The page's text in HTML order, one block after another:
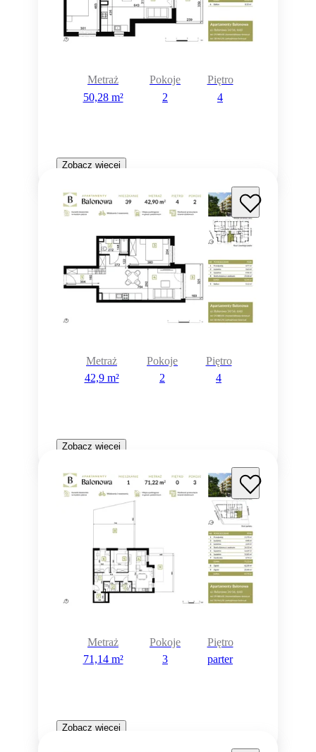
Metraż
50,28 m²
Pokoje
2
Piętro
4
Zobacz więcej
Metraż
42,9 m²
Pokoje
2
Piętro
4
Zobacz więcej
Metraż
71,14 m²
Pokoje
3
Piętro
parter
Zobacz więcej